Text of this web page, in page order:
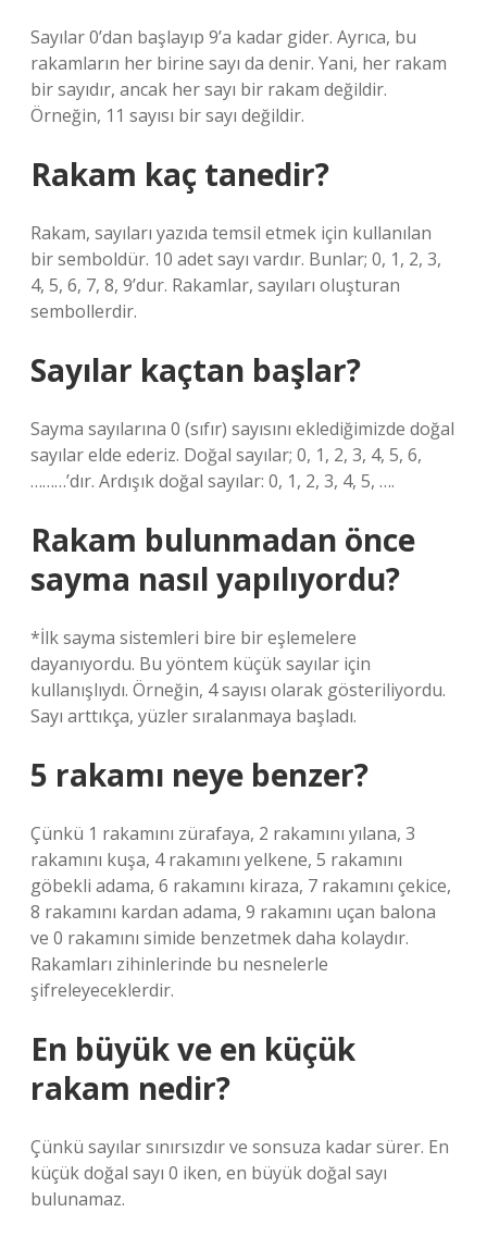
Sayılar 0’dan başlayıp 9’a kadar gider. Ayrıca, bu
rakamların her birine sayı da denir. Yani, her rakam
bir sayıdır, ancak her sayı bir rakam değildir.
Örneğin, 11 sayısı bir sayı değildir.
Rakam kaç tanedir?
Rakam, sayıları yazıda temsil etmek için kullanılan
bir semboldür. 10 adet sayı vardır. Bunlar; 0, 1, 2, 3,
4, 5, 6, 7, 8, 9’dur. Rakamlar, sayıları oluşturan
sembollerdir.
Sayılar kaçtan başlar?
Sayma sayılarına 0 (sıfır) sayısını eklediğimizde doğal
sayılar elde ederiz. Doğal sayılar; 0, 1, 2, 3, 4, 5, 6,
………’dır. Ardışık doğal sayılar: 0, 1, 2, 3, 4, 5, ….
Rakam bulunmadan önce
sayma nasıl yapılıyordu?
*İlk sayma sistemleri bire bir eşlemelere
dayanıyordu. Bu yöntem küçük sayılar için
kullanışlıydı. Örneğin, 4 sayısı olarak gösteriliyordu.
Sayı arttıkça, yüzler sıralanmaya başladı.
5 rakamı neye benzer?
Çünkü 1 rakamını zürafaya, 2 rakamını yılana, 3
rakamını kuşa, 4 rakamını yelkene, 5 rakamını
göbekli adama, 6 rakamını kiraza, 7 rakamını çekice,
8 rakamını kardan adama, 9 rakamını uçan balona
ve 0 rakamını simide benzetmek daha kolaydır.
Rakamları zihinlerinde bu nesnelerle
şifreleyeceklerdir.
En büyük ve en küçük
rakam nedir?
Çünkü sayılar sınırsızdır ve sonsuza kadar sürer. En
küçük doğal sayı 0 iken, en büyük doğal sayı
bulunamaz.